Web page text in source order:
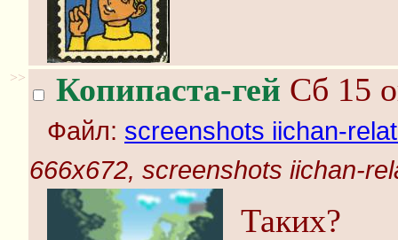
>> Копипаста-гей Сб 15
Файл: screenshots iichan-
666x672, screenshots iichan-
Таких?